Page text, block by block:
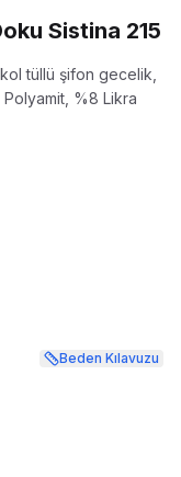
Sistina 215
tüllü şifon gecelik,
%8 Likra
Beden Kılavuzu